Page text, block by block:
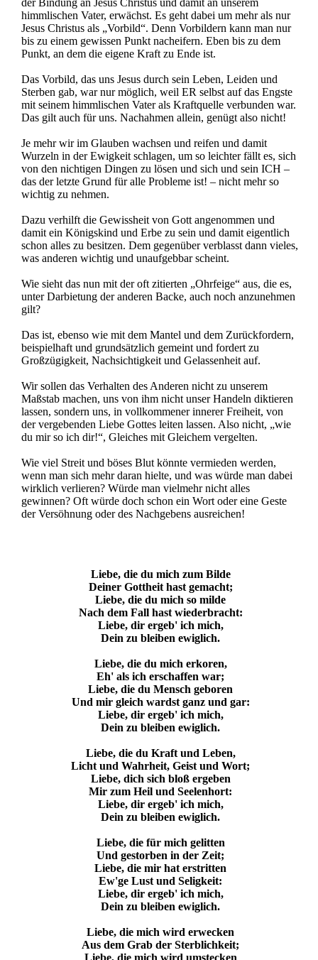
der Bindung an Jesus Christus und damit an unserem
himmlischen Vater, erwächst. Es geht dabei um mehr als nur
Jesus Christus als „Vorbild“. Denn Vorbildern kann man nur
bis zu einem gewissen Punkt nacheifern. Eben bis zu dem
Punkt, an dem die eigene Kraft zu Ende ist.
Das Vorbild, das uns Jesus durch sein Leben, Leiden und
Sterben gab, war nur möglich, weil ER selbst auf das Engste
mit seinem himmlischen Vater als Kraftquelle verbunden war.
Das gilt auch für uns. Nachahmen allein, genügt also nicht!
Je mehr wir im Glauben wachsen und reifen und damit
Wurzeln in der Ewigkeit schlagen, um so leichter fällt es, sich
von den nichtigen Dingen zu lösen und sich und sein ICH –
das der letzte Grund für alle Probleme ist! – nicht mehr so
wichtig zu nehmen.
Dazu verhilft die Gewissheit von Gott angenommen und
damit ein Königskind und Erbe zu sein und damit eigentlich
schon alles zu besitzen. Dem gegenüber verblasst dann vieles,
was anderen wichtig und unaufgebbar scheint.
Wie sieht das nun mit der oft zitierten „Ohrfeige“ aus, die es,
unter Darbietung der anderen Backe, auch noch anzunehmen
gilt?
Das ist, ebenso wie mit dem Mantel und dem Zurückfordern,
beispielhaft und grundsätzlich gemeint und fordert zu
Großzügigkeit, Nachsichtigkeit und Gelassenheit auf.
Wir sollen das Verhalten des Anderen nicht zu unserem
Maßstab machen, uns von ihm nicht unser Handeln diktieren
lassen, sondern uns, in vollkommener innerer Freiheit, von
der vergebenden Liebe Gottes leiten lassen. Also nicht, „wie
du mir so ich dir!“, Gleiches mit Gleichem vergelten.
Wie viel Streit und böses Blut könnte vermieden werden,
wenn man sich mehr daran hielte, und was würde man dabei
wirklich verlieren? Würde man vielmehr nicht alles
gewinnen? Oft würde doch schon ein Wort oder eine Geste
der Versöhnung oder des Nachgebens ausreichen!
Liebe, die du mich zum Bilde
Deiner Gottheit hast gemacht;
Liebe, die du mich so milde
Nach dem Fall hast wiederbracht:
Liebe, dir ergeb' ich mich,
Dein zu bleiben ewiglich.
Liebe, die du mich erkoren,
Eh' als ich erschaffen war;
Liebe, die du Mensch geboren
Und mir gleich wardst ganz und gar:
Liebe, dir ergeb' ich mich,
Dein zu bleiben ewiglich.
Liebe, die du Kraft und Leben,
Licht und Wahrheit, Geist und Wort;
Liebe, dich sich bloß ergeben
Mir zum Heil und Seelenhort:
Liebe, dir ergeb' ich mich,
Dein zu bleiben ewiglich.
Liebe, die für mich gelitten
Und gestorben in der Zeit;
Liebe, die mir hat erstritten
Ew'ge Lust und Seligkeit:
Liebe, dir ergeb' ich mich,
Dein zu bleiben ewiglich.
Liebe, die mich wird erwecken
Aus dem Grab der Sterblichkeit;
Liebe, die mich wird umstecken